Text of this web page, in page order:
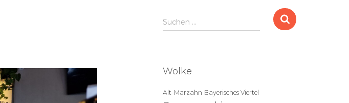
S
u
n
a
Suchen …
Wolke
Alt-Marzahn Bayerisches Viertel